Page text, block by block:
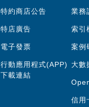
特約商店公告
特店廣告
電子發票
行動應用程式(APP)
下載連結
業務
索引
案例
大數
信用